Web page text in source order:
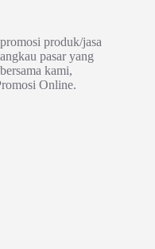
produk/jasa
pasar yang
kami,
Online.